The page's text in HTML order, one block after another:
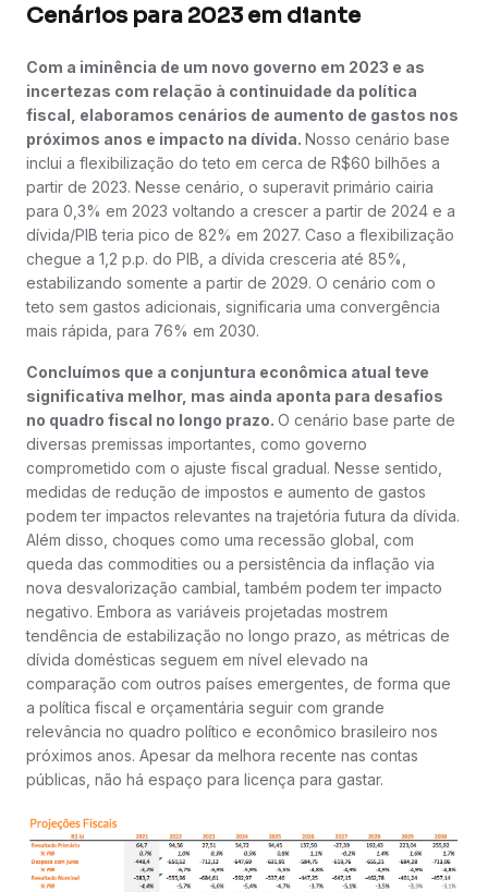
Cenários para 2023 em diante
Com a iminência de um novo governo em 2023 e as
incertezas com relação à continuidade da política
fiscal, elaboramos cenários de aumento de gastos nos
próximos anos e impacto na dívida. Nosso cenário base
inclui a flexibilização do teto em cerca de R$60 bilhões a
partir de 2023. Nesse cenário, o superavit primário cairia
para 0,3% em 2023 voltando a crescer a partir de 2024 e a
dívida/PIB teria pico de 82% em 2027. Caso a flexibilização
chegue a 1,2 p.p. do PIB, a dívida cresceria até 85%,
estabilizando somente a partir de 2029. O cenário com o
teto sem gastos adicionais, significaria uma convergência
mais rápida, para 76% em 2030.
Concluímos que a conjuntura econômica atual teve
significativa melhor, mas ainda aponta para desafios
no quadro fiscal no longo prazo. O cenário base parte de
diversas premissas importantes, como governo
comprometido com o ajuste fiscal gradual. Nesse sentido,
medidas de redução de impostos e aumento de gastos
podem ter impactos relevantes na trajetória futura da dívida.
Além disso, choques como uma recessão global, com
queda das commodities ou a persistência da inflação via
nova desvalorização cambial, também podem ter impacto
negativo. Embora as variáveis projetadas mostrem
tendência de estabilização no longo prazo, as métricas de
dívida domésticas seguem em nível elevado na
comparação com outros países emergentes, de forma que
a política fiscal e orçamentária seguir com grande
relevância no quadro político e econômico brasileiro nos
próximos anos. Apesar da melhora recente nas contas
públicas, não há espaço para licença para gastar.